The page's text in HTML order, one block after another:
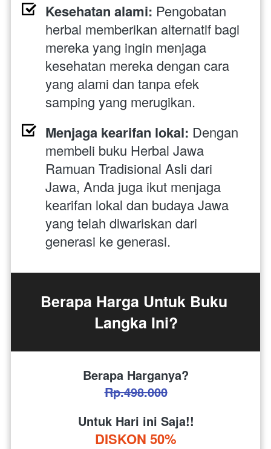
Kesehatan alami: Pengobatan
herbal memberikan alternatif bagi
mereka yang ingin menjaga
kesehatan mereka dengan cara
yang alami dan tanpa efek
samping yang merugikan.
Menjaga kearifan lokal: Dengan
membeli buku Herbal Jawa
Ramuan Tradisional Asli dari
Jawa, Anda juga ikut menjaga
kearifan lokal dan budaya Jawa
yang telah diwariskan dari
generasi ke generasi.
Berapa Harga Untuk Buku
Langka Ini?
Berapa Harganya?
Rp.498.000
Untuk Hari ini Saja!!
DISKON 50%